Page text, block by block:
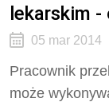
lekarskim
05 mar 2014
Pracownik
może